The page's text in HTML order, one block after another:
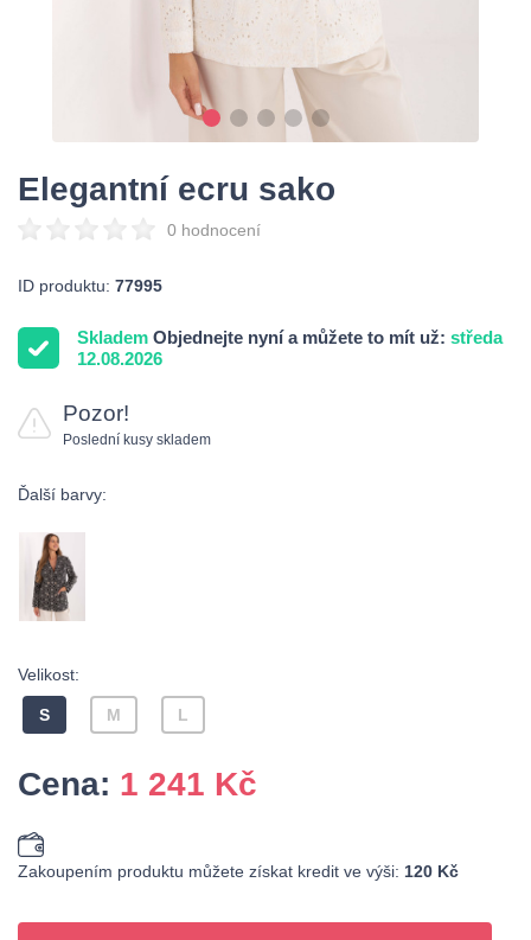
Elegantní ecru sako
0 hodnocení
ID produktu: 77995
Skladem Objednejte nyní a můžete to mít už: středa
12.08.2026
Pozor!
Poslední kusy skladem
Ďalší barvy:
Velikost:
S M L
Cena: 1 241 Kč
Zakoupením produktu můžete získat kredit ve výši: 120 Kč